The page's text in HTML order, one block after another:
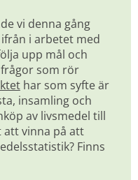
vi denna gång
i arbetet med
upp mål och
som rör
har som syfte är
insamling och
av livsmedel till
att vinna på att
Finns